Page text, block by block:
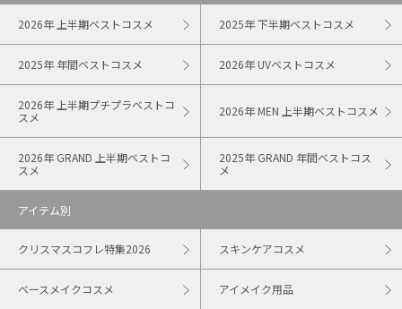
2026年 上半期ベストコスメ 2025年 下半期ベストコスメ
2025年 年間ベストコスメ 2026年 UVベストコスメ
2026年 上半期プチプラベストコ
スメ
2026年 MEN 上半期ベストコスメ
2026年 GRAND 上半期ベストコ
スメ
2025年 GRAND 年間ベストコス
メ
アイテム別
クリスマスコフレ特集2026 スキンケアコスメ
ベースメイクコスメ アイメイク用品